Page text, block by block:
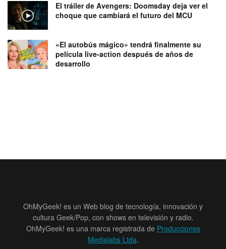
El tráiler de Avengers: Doomsday deja ver el
choque que cambiará el futuro del MCU
«El autobús mágico» tendrá finalmente su
película live-action después de años de
desarrollo
OhMyGeek! es un Web blog de tecnología, innovación y
cultura Geek/Pop, con shows en televisión y radio.
OhMyGeek! es una marca registrada de Producciones
Medialabs Ltda.